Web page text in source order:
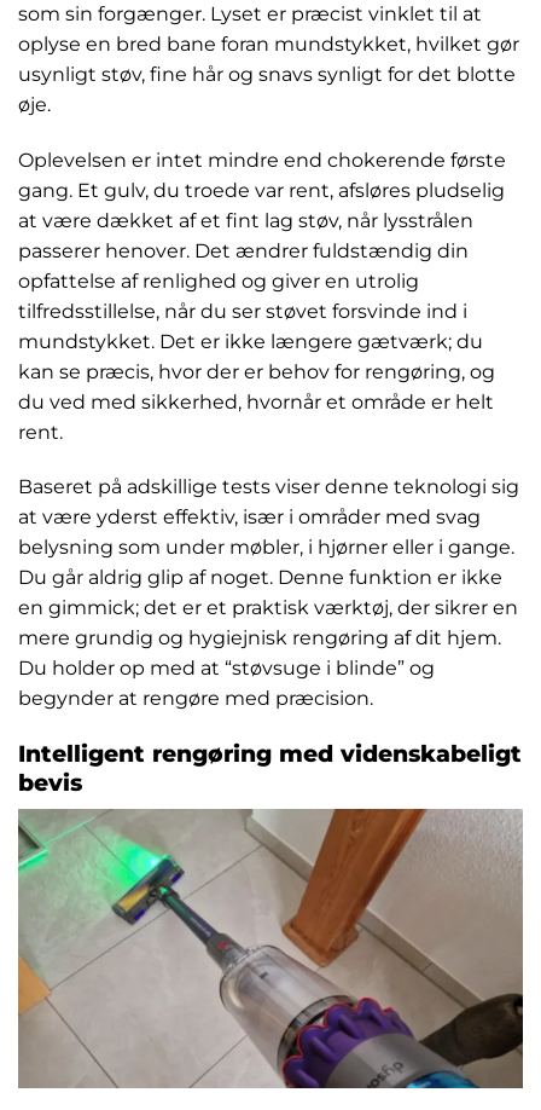
som sin forgænger. Lyset er præcist vinklet til at
oplyse en bred bane foran mundstykket, hvilket gør
usynligt støv, fine hår og snavs synligt for det blotte
øje.
Oplevelsen er intet mindre end chokerende første
gang. Et gulv, du troede var rent, afsløres pludselig
at være dækket af et fint lag støv, når lysstrålen
passerer henover. Det ændrer fuldstændig din
opfattelse af renlighed og giver en utrolig
tilfredsstillelse, når du ser støvet forsvinde ind i
mundstykket. Det er ikke længere gætværk; du
kan se præcis, hvor der er behov for rengøring, og
du ved med sikkerhed, hvornår et område er helt
rent.
Baseret på adskillige tests viser denne teknologi sig
at være yderst effektiv, især i områder med svag
belysning som under møbler, i hjørner eller i gange.
Du går aldrig glip af noget. Denne funktion er ikke
en gimmick; det er et praktisk værktøj, der sikrer en
mere grundig og hygiejnisk rengøring af dit hjem.
Du holder op med at “støvsuge i blinde” og
begynder at rengøre med præcision.
Intelligent rengøring med videnskabeligt
bevis